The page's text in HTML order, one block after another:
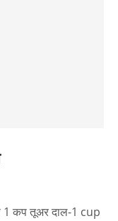
1 कप तूअर दाल-1 cup